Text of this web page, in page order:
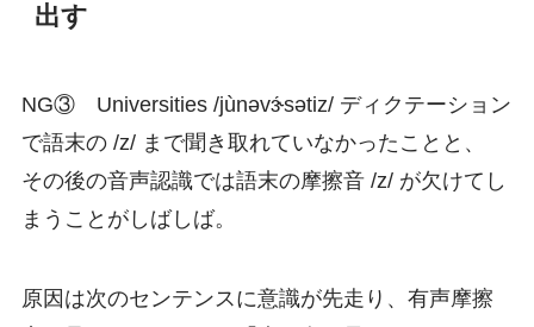
出す
NG③ Universities /jùnəvɝ́sətiz/ ディクテーション
で語末の /z/ まで聞き取れていなかったことと、
その後の音声認識では語末の摩擦音 /z/ が欠けてし
まうことがしばしば。
原因は次のセンテンスに意識が先走り、有声摩擦